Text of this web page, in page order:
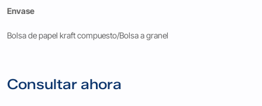
Envase
Bolsa de papel kraft compuesto/Bolsa a granel
Consultar ahora